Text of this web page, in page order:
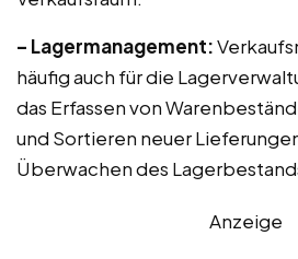
– Lagermanagement:
häufig auch für die
das Erfassen von
und Sortieren neuer
Überwachen des
Anzeige